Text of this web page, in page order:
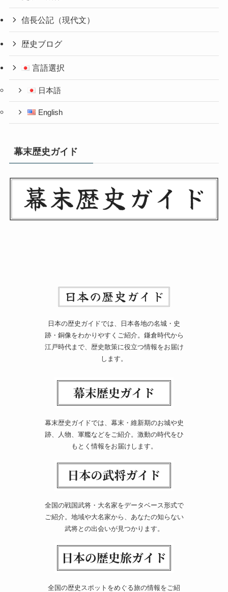
信長公記（現代文）
歴史ブログ
言語選択
日本語
English
幕末歴史ガイド
日本の歴史ガイドでは、日本各地の名城・史
跡・銅像をわかりやすくご紹介。鎌倉時代から
江戸時代まで、歴史散策に役立つ情報をお届け
します。
幕末歴史ガイドでは、幕末・維新期のお城や史
跡、人物、軍艦などをご紹介。激動の時代をひ
もとく情報をお届けします。
全国の戦国武将・大名家をデータベース形式で
ご紹介。地域や大名家から、あなたの知らない
武将との出会いが見つかります。
全国の歴史スポットをめぐる旅の情報をご紹